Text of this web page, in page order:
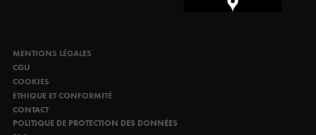
MENTIONS LÉGALES
CGU
COOKIES
ETHIQUE ET CONFORMITÉ
CONTACT
POLITIQUE DE PROTECTION DES DONNÉES